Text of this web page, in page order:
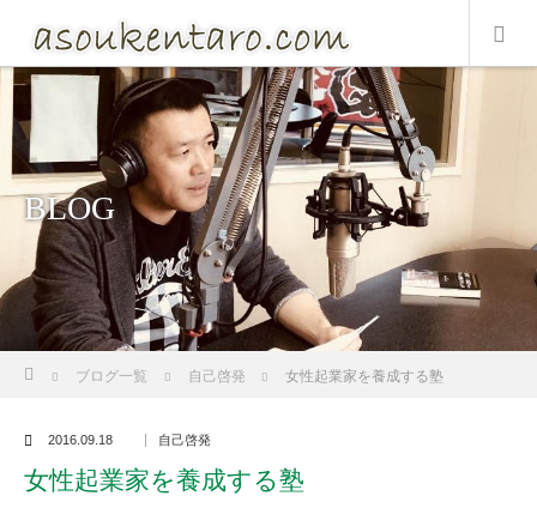
BLOG
ブログ一覧 自己啓発 女性起業家を養成する塾
2016.09.18 自己啓発
女性起業家を養成する塾